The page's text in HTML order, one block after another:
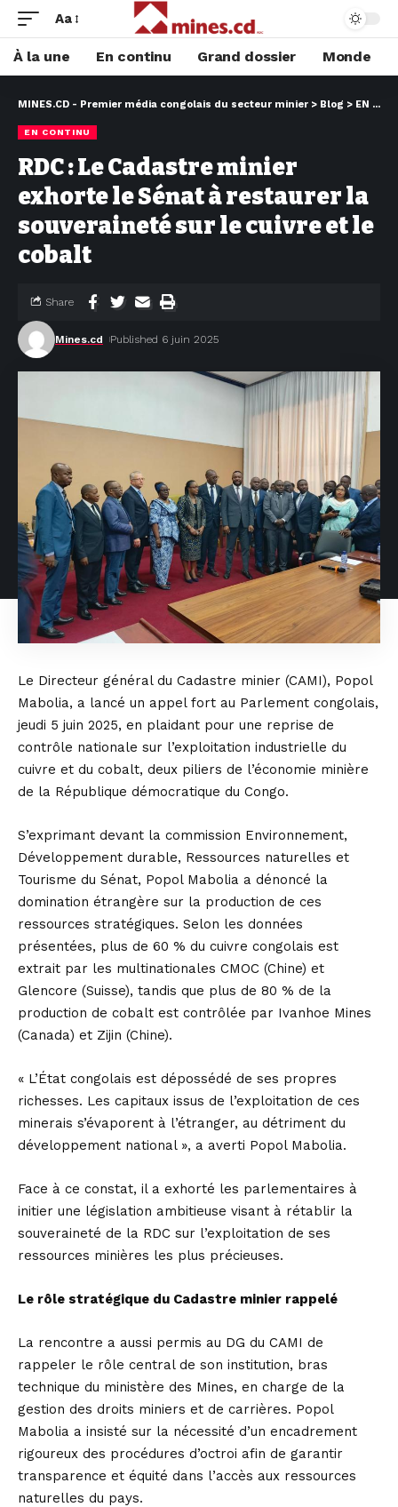
Aa
À la une En continu Grand dossier Monde
MINES.CD - Premier média congolais du secteur minier > Blog > EN CONTINU
EN CONTINU
RDC : Le Cadastre minier
exhorte le Sénat à restaurer la
souveraineté sur le cuivre et le
cobalt
Mines.cd Published 6 juin 2025
Share
Le Directeur général du Cadastre minier (CAMI), Popol
Mabolia, a lancé un appel fort au Parlement congolais,
jeudi 5 juin 2025, en plaidant pour une reprise de
contrôle nationale sur l’exploitation industrielle du
cuivre et du cobalt, deux piliers de l’économie minière
de la République démocratique du Congo.
S’exprimant devant la commission Environnement,
Développement durable, Ressources naturelles et
Tourisme du Sénat, Popol Mabolia a dénoncé la
domination étrangère sur la production de ces
ressources stratégiques. Selon les données
présentées, plus de 60 % du cuivre congolais est
extrait par les multinationales CMOC (Chine) et
Glencore (Suisse), tandis que plus de 80 % de la
production de cobalt est contrôlée par Ivanhoe Mines
(Canada) et Zijin (Chine).
« L’État congolais est dépossédé de ses propres
richesses. Les capitaux issus de l’exploitation de ces
minerais s’évaporent à l’étranger, au détriment du
développement national », a averti Popol Mabolia.
Face à ce constat, il a exhorté les parlementaires à
initier une législation ambitieuse visant à rétablir la
souveraineté de la RDC sur l’exploitation de ses
ressources minières les plus précieuses.
Le rôle stratégique du Cadastre minier rappelé
La rencontre a aussi permis au DG du CAMI de
rappeler le rôle central de son institution, bras
technique du ministère des Mines, en charge de la
gestion des droits miniers et de carrières. Popol
Mabolia a insisté sur la nécessité d’un encadrement
rigoureux des procédures d’octroi afin de garantir
transparence et équité dans l’accès aux ressources
naturelles du pays.